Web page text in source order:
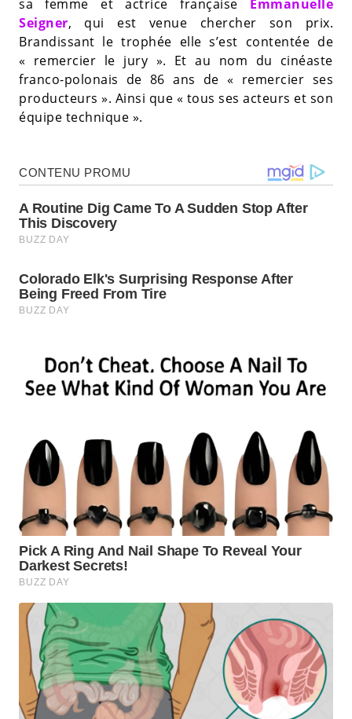
sa femme et actrice française
Emmanuelle
Seigner, qui est venue chercher son prix.
Brandissant le trophée elle s’est contentée de
« remercier le jury ». Et au nom du cinéaste
franco-polonais de 86 ans de « remercier ses
producteurs ». Ainsi que « tous ses acteurs et son
équipe technique ».